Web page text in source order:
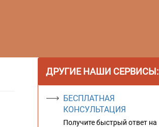
ДРУГИЕ НАШИ СЕРВИСЫ:
БЕСПЛАТНАЯ
КОНСУЛЬТАЦИЯ
Получите быстрый ответ на